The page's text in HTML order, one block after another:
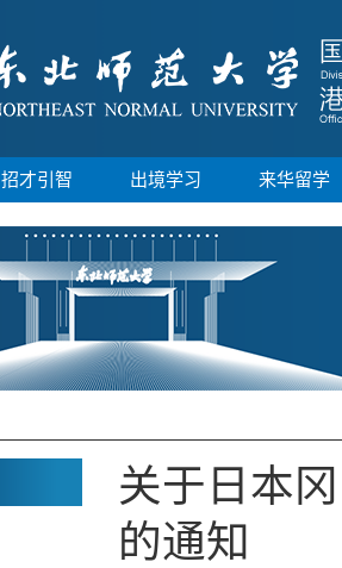
招才引智 出境学习 来华留学
关于日本
的通知